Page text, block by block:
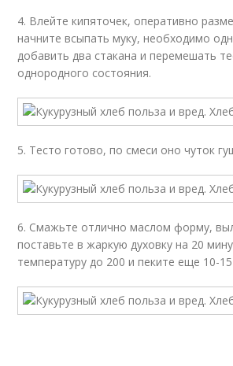
4. Влейте кипяточек, оперативно
начните всыпать муку, необходимо
добавить два стакана и перемешать
однородного состояния.
5. Тесто готово, по смеси оно чуток
6. Смажьте отлично маслом форму,
поставьте в жаркую духовку на 20
температуру до 200 и пеките еще 10-